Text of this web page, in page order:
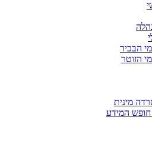
הבכיר
הזוטר
מינית
חופש המידע